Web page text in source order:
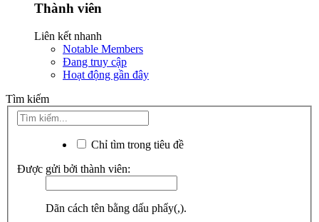
Thành viên
Liên kết nhanh
Notable Members
Đang truy cập
Hoạt động gần đây
Tìm kiếm
Chỉ tìm trong tiêu đề
Được gửi bởi thành viên:
Dãn cách tên bằng dấu phẩy(,).